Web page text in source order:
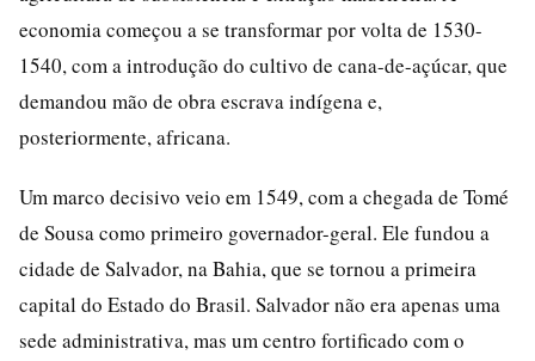
economia começou a se transformar por volta de 1530-
1540, com a introdução do cultivo de cana-de-açúcar, que
demandou mão de obra escrava indígena e,
posteriormente, africana.
Um marco decisivo veio em 1549, com a chegada de Tomé
de Sousa como primeiro governador-geral. Ele fundou a
cidade de Salvador, na Bahia, que se tornou a primeira
capital do Estado do Brasil. Salvador não era apenas uma
sede administrativa, mas um centro fortificado com o